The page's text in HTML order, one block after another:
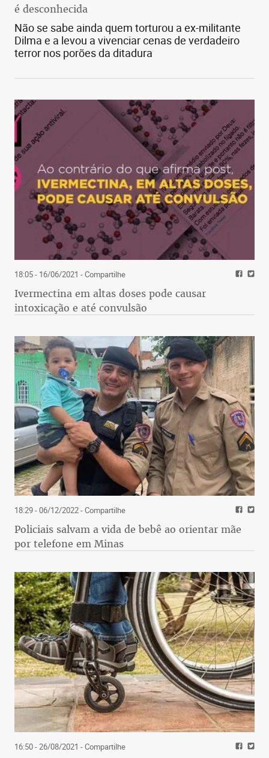
é desconhecida
Não se sabe ainda quem torturou a ex-militante
Dilma e a levou a vivenciar cenas de verdadeiro
terror nos porões da ditadura
18:05 - 16/06/2021 - Compartilhe
Ivermectina em altas doses pode causar
intoxicação e até convulsão
18:29 - 06/12/2022- Compartilhe
Policiais salvam a vida de bebê ao orientar mãe
por telefone em Minas
16:50 - 26/08/2021 - Compartilhe